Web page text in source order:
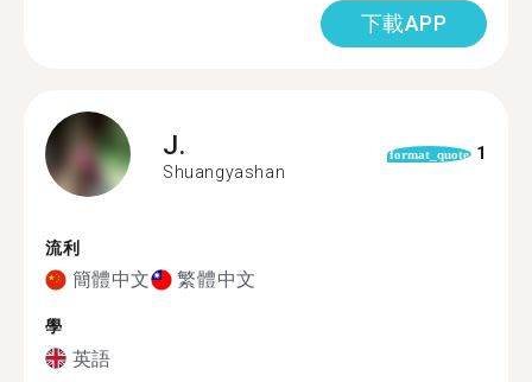
下載APP
J.
Shuangyashan
format_quote 1
流利
簡體中文 繁體中文
學
英語